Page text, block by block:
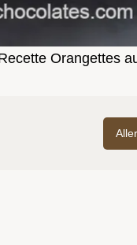
Orangettes